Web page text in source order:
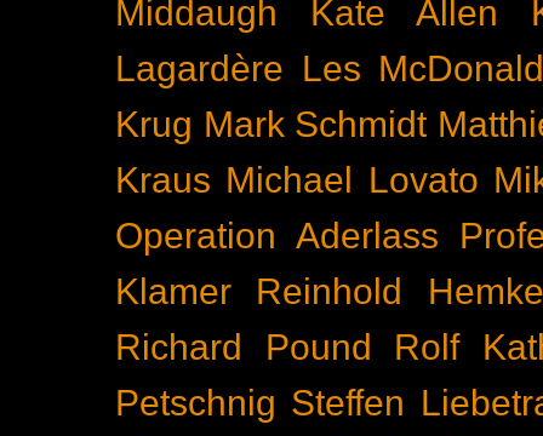
Middaugh Kate Allen
Lagardère Les
Krug Mark Schmidt
Kraus Michael Lovato
Operation Aderlass
Klamer
Reinhold
Richard Pound
Rolf
Petschnig Steffen